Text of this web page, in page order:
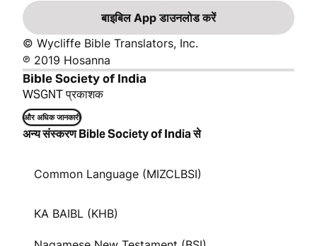
बाइबिल App डाउनलोड करें
© Wycliffe Bible Translators, Inc.
℗ 2019 Hosanna
Bible Society of India
WSGNT प्रकाशक
और अधिक जानकारी
अन्य संस्करण Bible Society of India से
Common Language (MIZCLBSI)
KA BAIBL (KHB)